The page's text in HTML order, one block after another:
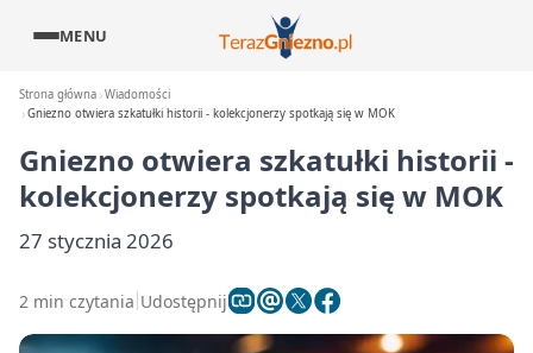
MENU
Strona główna Wiadomości
Gniezno otwiera szkatułki historii - kolekcjonerzy spotkają się w MOK
Gniezno otwiera szkatułki historii -
kolekcjonerzy spotkają się w MOK
27 stycznia 2026
2 min czytania Udostępnij